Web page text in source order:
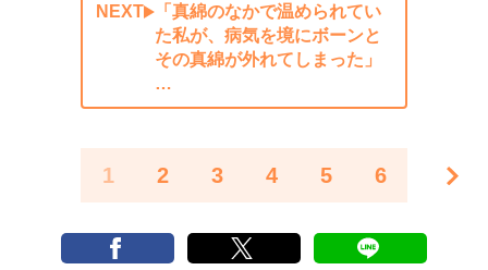
NEXT
「真綿のなかで温められてい
た私が、病気を境にボーンと
その真綿が外れてしまった」
…
1 2 3 4 5 6